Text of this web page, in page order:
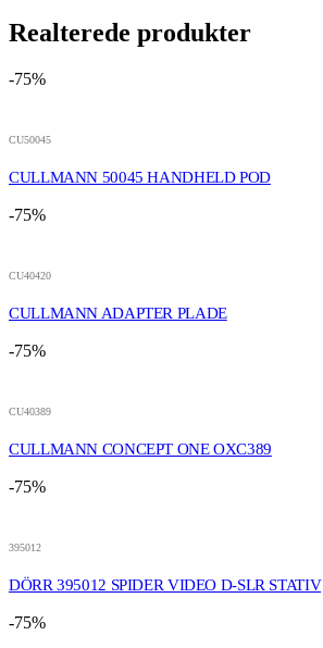
Realterede produkter
-75%
CU50045
CULLMANN 50045 HANDHELD POD
-75%
CU40420
CULLMANN ADAPTER PLADE
-75%
CU40389
CULLMANN CONCEPT ONE OXC389
-75%
395012
DÖRR 395012 SPIDER VIDEO D-SLR STATIV
-75%